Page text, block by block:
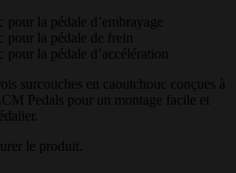
pour la pédale d’embrayage
pour la pédale de frein
pour la pédale d’accélération
surcouches en caoutchouc conçues à
Pedals pour un montage facile et
le produit.